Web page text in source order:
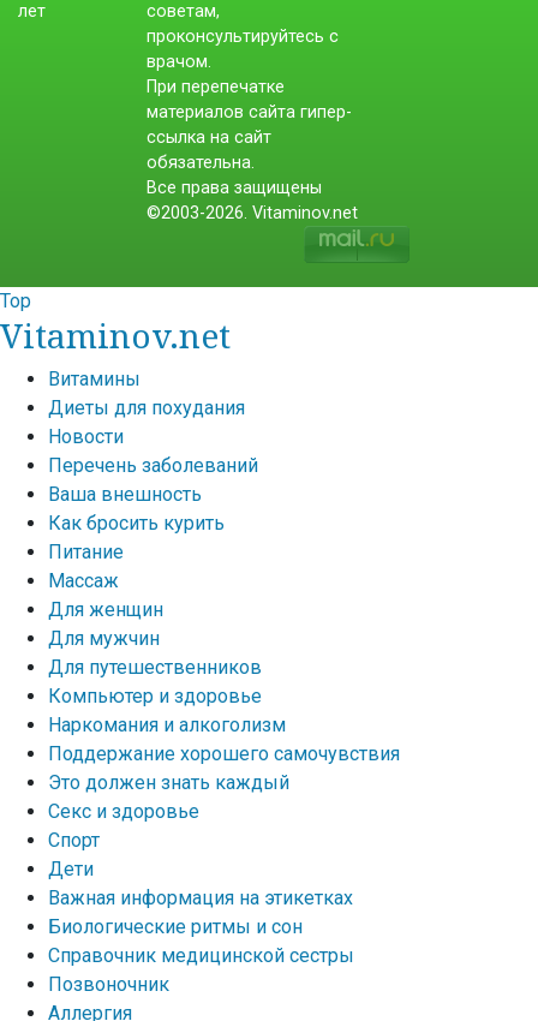
советам,
проконсультируйтесь с
врачом.
При перепечатке
материалов сайта гипер-
ссылка на сайт
обязательна.
Все права защищены
©2003-2026. Vitaminov.net
Top
Vitaminov.net
Витамины
Диеты для похудания
Новости
Перечень заболеваний
Ваша внешность
Как бросить курить
Питание
Массаж
Для женщин
Для мужчин
Для путешественников
Компьютер и здоровье
Наркомания и алкоголизм
Поддержание хорошего самочувствия
Это должен знать каждый
Секс и здоровье
Спорт
Дети
Важная информация на этикетках
Биологические ритмы и сон
Справочник медицинской сестры
Позвоночник
Аллергия